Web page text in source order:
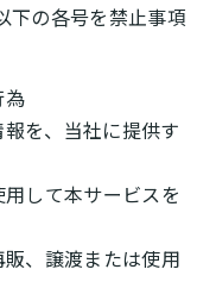
下の各号を禁止事項
為
を、当社に提供す
して本サービスを
、譲渡または使用